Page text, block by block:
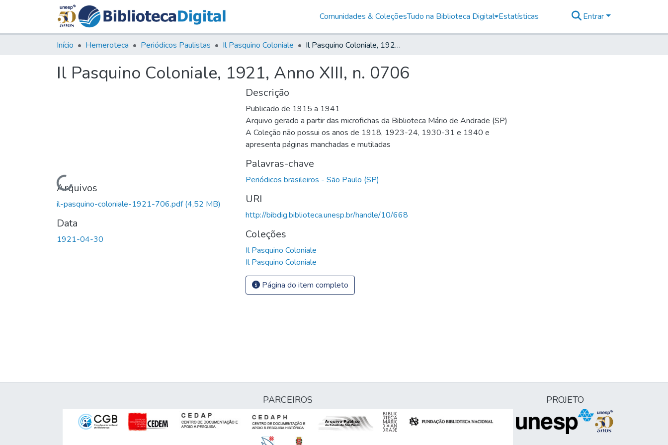
Comunidades & ColeçõesTudo na Biblioteca Digital Estatísticas Entrar
Início Hemeroteca Periódicos Paulistas Il Pasquino Coloniale Il Pasquino Coloniale, 1921, Anno XIII, n. 0706
Il Pasquino Coloniale, 1921, Anno XIII, n. 0706
Carregando...
Arquivos
il-pasquino-coloniale-1921-706.pdf(4,52 MB)
Data
1921-04-30
Descrição
Publicado de 1915 a 1941
Arquivo gerado a partir das microfichas da Biblioteca Mário de Andrade (SP)
A Coleção não possui os anos de 1918, 1923-24, 1930-31 e 1940 e
apresenta páginas manchadas e mutiladas
Palavras-chave
Periódicos brasileiros - São Paulo (SP)
URI
http://bibdig.biblioteca.unesp.br/handle/10/668
Coleções
Il Pasquino Coloniale
Il Pasquino Coloniale
Página do item completo
PARCEIROS PROJETO